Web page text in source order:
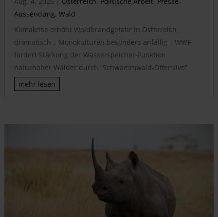
Aussendung, Wald
Klimakrise erhöht Waldbrandgefahr in Österreich
dramatisch – Monokulturen besonders anfällig – WWF
fordert Stärkung der Wasserspeicher-Funktion
naturnaher Wälder durch “Schwammwald-Offensive”
mehr lesen